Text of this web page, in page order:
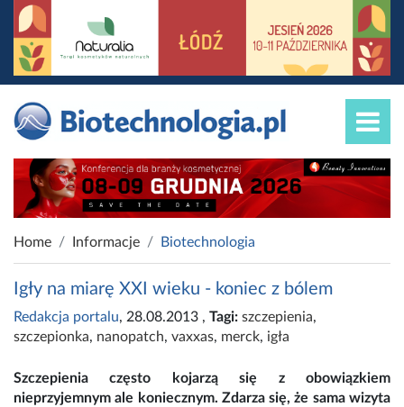
Home Informacje Biotechnologia
Igły na miarę XXI wieku - koniec z bólem
Redakcja portalu, 28.08.2013 , Tagi: szczepienia,
szczepionka, nanopatch, vaxxas, merck, igła
Szczepienia często kojarzą się z obowiązkiem
nieprzyjemnym ale koniecznym. Zdarza się, że sama wizyta